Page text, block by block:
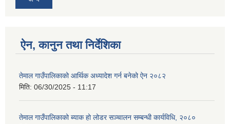
ऐन, कानुन तथा निर्देशिका
तेमाल गाउँपालिकाको आर्थिक अध्यादेश गर्न बनेको ऐन २०८२
मिति: 06/30/2025 - 11:17
तेमाल गाउँपालिकाको ब्याक हो लोडर सञ्चालन सम्बन्धी कार्यविधि, २०८०